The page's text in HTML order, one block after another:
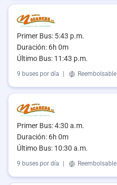
Primer Bus: 5:43 p.m.
Duración: 6h 0m
Último Bus: 11:43 p.m.
9 buses por día Reembolsable
Primer Bus: 4:30 a.m.
Duración: 6h 0m
Último Bus: 10:30 a.m.
9 buses por día Reembolsable